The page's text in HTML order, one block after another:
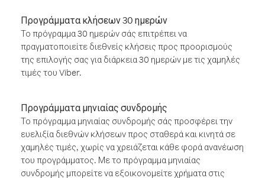
Προγράμματα κλήσεων 30 ημερών
Το πρόγραμμα 30 ημερών σάς επιτρέπει να
πραγματοποιείτε διεθνείς κλήσεις προς προορισμούς
της επιλογής σας για διάρκεια 30 ημερών με τις χαμηλές
τιμές του Viber.
Προγράμματα μηνιαίας συνδρομής
Το πρόγραμμα μηνιαίας συνδρομής σάς προσφέρει την
ευελιξία διεθνών κλήσεων προς σταθερά και κινητά σε
χαμηλές τιμές, χωρίς να χρειάζεται κάθε φορά ανανέωση
του προγράμματος. Με το πρόγραμμα μηνιαίας
συνδρομής μπορείτε να εξοικονομείτε χρήματα στις